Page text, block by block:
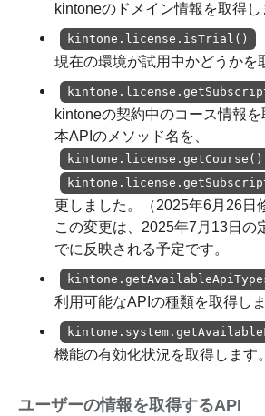
kintoneのドメイン情報を取得し
kintone.license.isTrial()
現在の環境が試用中かどうかを
kintoneの契約中のコース情報を
本APIのメソッド名を、
kintone.license.getCourse()
更しました。（2025年6月26日
この変更は、2025年7月13日の
でに反映される予定です。
利用可能なAPIの種類を取得しま
機能の有効化状況を取得します。
ユーザーの情報を取得するAPI